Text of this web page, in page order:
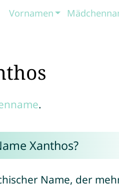
Vornamen
.
Xanthos?
Name, der